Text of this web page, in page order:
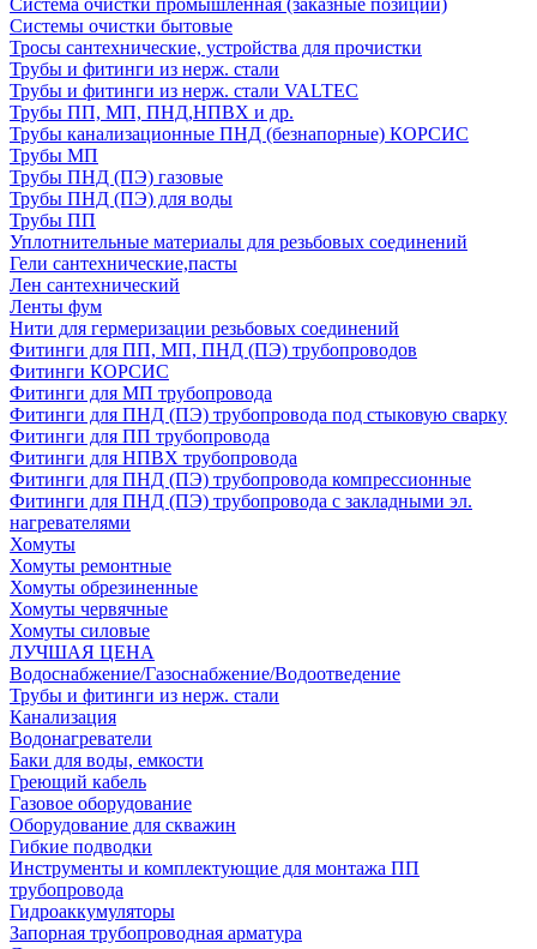
Система очистки промышленная (заказные позиции)
Системы очистки бытовые
Тросы сантехнические, устройства для прочистки
Трубы и фитинги из нерж. стали
Трубы и фитинги из нерж. стали VALTEC
Трубы ПП, МП, ПНД,НПВХ и др.
Трубы канализационные ПНД (безнапорные) КОРСИС
Трубы МП
Трубы ПНД (ПЭ) газовые
Трубы ПНД (ПЭ) для воды
Трубы ПП
Уплотнительные материалы для резьбовых соединений
Гели сантехнические,пасты
Лен сантехнический
Ленты фум
Нити для гермеризации резьбовых соединений
Фитинги для ПП, МП, ПНД (ПЭ) трубопроводов
Фитинги КОРСИС
Фитинги для МП трубопровода
Фитинги для ПНД (ПЭ) трубопровода под стыковую сварку
Фитинги для ПП трубопровода
Фитинги для НПВХ трубопровода
Фитинги для ПНД (ПЭ) трубопровода компрессионные
Фитинги для ПНД (ПЭ) трубопровода с закладными эл.
нагревателями
Хомуты
Хомуты ремонтные
Хомуты обрезиненные
Хомуты червячные
Хомуты силовые
ЛУЧШАЯ ЦЕНА
Водоснабжение/Газоснабжение/Водоотведение
Трубы и фитинги из нерж. стали
Канализация
Водонагреватели
Баки для воды, емкости
Греющий кабель
Газовое оборудование
Оборудование для скважин
Гибкие подводки
Инструменты и комплектующие для монтажа ПП
трубопровода
Гидроаккумуляторы
Запорная трубопроводная арматура